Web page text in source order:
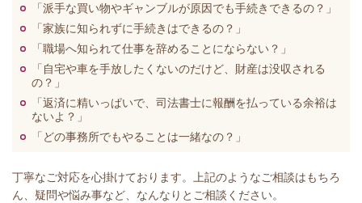
「派手な買い物やギャンブルが原因でも手続きできるの？」
「家族に知られずに手続きはできるの？」
「職場へ知られて仕事を辞めることにならない？」
「自宅や車を手放したくないのだけど、財産は没収される
の？」
「返済に精いっぱいで、司法書士に報酬を払っている余裕は
ないよ？」
「どの事務所でもやることは一緒なの？」
丁寧なご対応を心掛けております。上記のようなご相談はもちろ
ん、疑問や悩み事など、なんなりとご相談ください。